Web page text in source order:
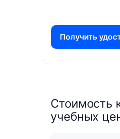
Получить
Стоимость
учебных